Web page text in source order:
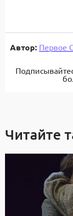
Автор: Первое
Читайте